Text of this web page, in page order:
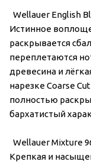
Wellauer English
Истинное
раскрывается
переплетаются
древесина и
нарезке Coarse
полностью
бархатистый
Wellauer Mixture
Крепкая и